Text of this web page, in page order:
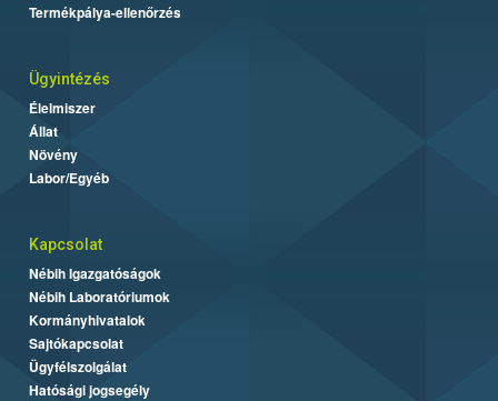
Termékpálya-ellenőrzés
Ügyintézés
Élelmiszer
Állat
Növény
Labor/Egyéb
Kapcsolat
Nébih Igazgatóságok
Nébih Laboratóriumok
Kormányhivatalok
Sajtókapcsolat
Ügyfélszolgálat
Hatósági jogsegély